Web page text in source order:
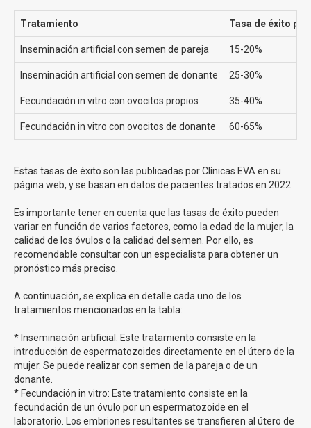
explicamos que no,
, si pueden elegir
el donante de semen, donde informamos que en España
no es legal perohacemos todo lo posible por encontrar
el de mayor parecido a la mama gestante o
que mama
sera la donante y cual la gestante, a lo que
respondemos quees una decisión personal de la
pareja, aunque si que es cierto que nuestros
profesionales aconsejarán siempre en función de la
Si tienes cualquier duda, rellena nuestro formulario y
estaremos encantados de ayudarte!
Somosla clínica en España con más Metodo Ropa
realizados en el último añoy con mayor tasas de éxito.
Inseminación Artificial Clínicas Eva
La inseminación artificial es un procedimiento médico que
puedeayudarte a concebir un bebé cuando tienes
este procedimiento, colocamos cuidadosamente los
espermatozoides en el útero de la mujer para que puedan
encontrarse con sus óvulos y producirse el embarazo.
La inseminación artificial se realiza en nuestro consultorio
médico, y no requiere cirugía ni anestesia. Es un
procedimiento más sencillo y menos invasivo que otros
Tratamiento Tasa de éxito
Inseminación artificial con semen de pareja 15-20%
Inseminación artificial con semen de donante 25-30%
Fecundación in vitro con ovocitos propios 35-40%
Fecundación in vitro con ovocitos de donante 60-65%
Estas tasas de éxito son las publicadas por Clínicas EVA en su
página web, y se basan en datos de pacientes tratados en 2022.
Es importante tener en cuenta que las tasas de éxito pueden
variar en función de varios factores, como la edad de la mujer, la
calidad de los óvulos o la calidad del semen. Por ello, es
recomendable consultar con un especialista para obtener un
pronóstico más preciso.
A continuación, se explica en detalle cada uno de los
tratamientos mencionados en la tabla:
* Inseminación artificial: Este tratamiento consiste en la
introducción de espermatozoides directamente en el útero de la
mujer. Se puede realizar con semen de la pareja o de un
donante.
* Fecundación in vitro: Este tratamiento consiste en la
fecundación de un óvulo por un espermatozoide en el
laboratorio. Los embriones resultantes se transfieren al útero de